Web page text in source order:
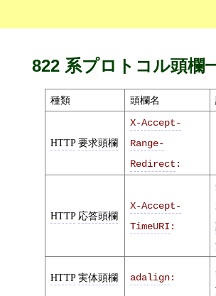
822 系プロトコル頭欄
種類 頭欄名
HTTP 要求頭欄
X-Accept-
Range-
Redirect :
HTTP 応答頭欄
X-Accept-
TimeURI :
HTTP 実体頭欄 adalign: